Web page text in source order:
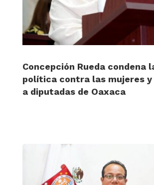
Concepción Rueda condena
política contra las mujeres y
a diputadas de Oaxaca